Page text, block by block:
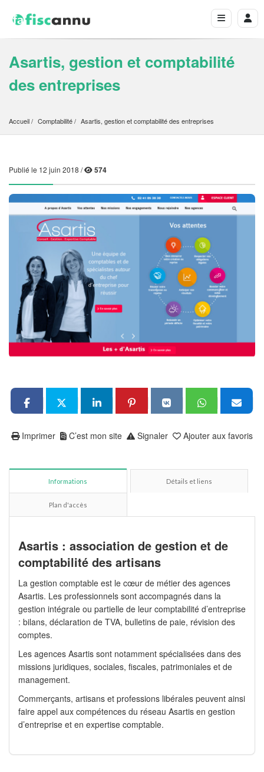
Asartis, gestion et comptabilité
des entreprises
Accueil Comptabilité Asartis, gestion et comptabilité des entreprises
Publié le 12 juin 2018 / 574
Ajouter aux favoris
Signaler
C’est mon site
Imprimer
Informations Détails et liens
Plan d'accès
Asartis : association de gestion et de
comptabilité des artisans
La gestion comptable est le cœur de métier des agences
Asartis. Les professionnels sont accompagnés dans la
gestion intégrale ou partielle de leur comptabilité d’entreprise
: bilans, déclaration de TVA, bulletins de paie, révision des
comptes.
Les agences Asartis sont notamment spécialisées dans des
missions juridiques, sociales, fiscales, patrimoniales et de
management.
Commerçants, artisans et professions libérales peuvent ainsi
faire appel aux compétences du réseau Asartis en gestion
d’entreprise et en expertise comptable.